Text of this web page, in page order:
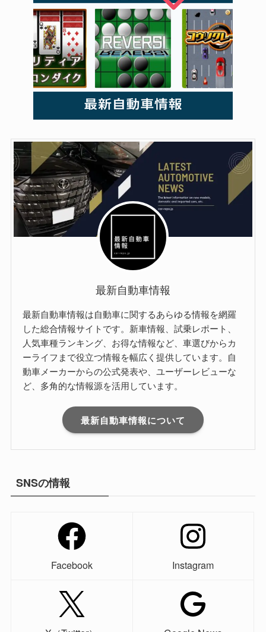
最新自動車情報
最新自動車情報は自動車に関するあらゆる情報を網羅
した総合情報サイトです。新車情報、試乗レポート、
人気車種ランキング、お得な情報など、車選びからカ
ーライフまで役立つ情報を幅広く提供しています。自
動車メーカーからの公式発表や、ユーザーレビューな
ど、多角的な情報源を活用しています。
最新自動車情報について
SNSの情報
Facebook Instagram